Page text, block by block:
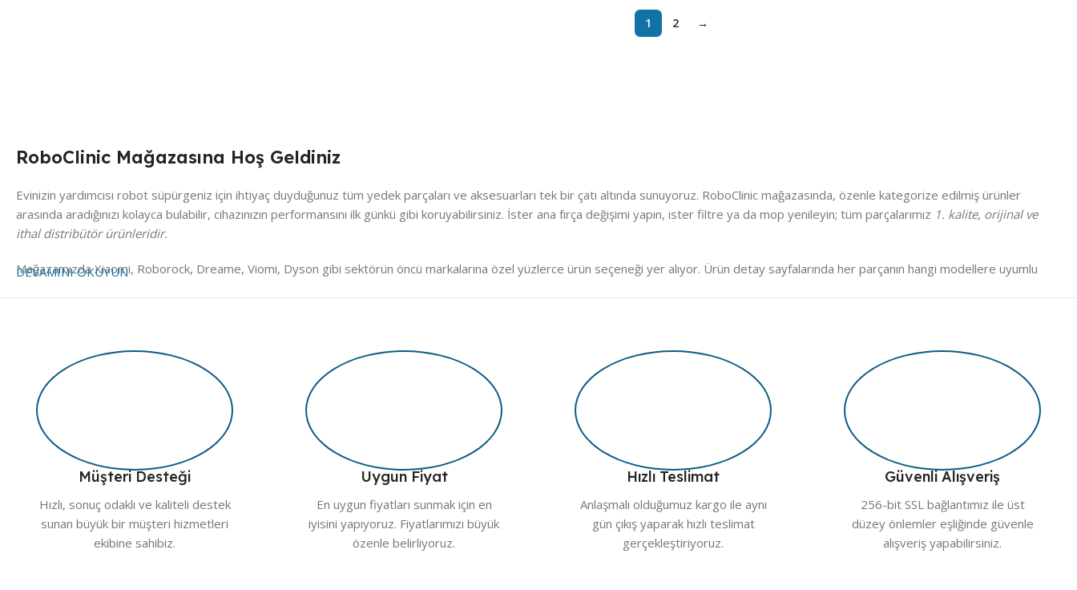
1 2 →
RoboClinic Mağazasına Hoş Geldiniz
Evinizin yardımcısı robot süpürgeniz için ihtiyaç duyduğunuz tüm yedek parçaları ve aksesuarları tek bir çatı altında sunuyoruz. RoboClinic mağazasında, özenle kategorize edilmiş ürünler
arasında aradığınızı kolayca bulabilir, cihazınızın performansını ilk günkü gibi koruyabilirsiniz. İster ana fırça değişimi yapın, ister filtre ya da mop yenileyin; tüm parçalarımız 1. kalite, orijinal ve
ithal distribütör ürünleridir.
Mağazamızda Xiaomi, Roborock, Dreame, Viomi, Dyson gibi sektörün öncü markalarına özel yüzlerce ürün seçeneği yer alıyor. Ürün detay sayfalarında her parçanın hangi modellere uyumlu
RoboClinic olarak yalnızca satış değil, aynı zamanda çözüm ortağınız olmayı hedefliyoruz. Tüm mağaza ürünlerimiz yüksek kalite standartlarında sunulmakta, güvenli ödeme ve iade garantisi ile
desteklenmektedir. Evinizin teknolojisine bizden destek, sizin konforunuza katkı.
DEVAMINI OKUYUN
Müşteri Desteği
Hızlı, sonuç odaklı ve kaliteli destek
sunan büyük bir müşteri hizmetleri
ekibine sahibiz.
Uygun Fiyat
En uygun fiyatları sunmak için en
iyisini yapıyoruz. Fiyatlarımızı büyük
özenle belirliyoruz.
Hızlı Teslimat
Anlaşmalı olduğumuz kargo ile aynı
gün çıkış yaparak hızlı teslimat
gerçekleştiriyoruz.
Güvenli Alışveriş
256-bit SSL bağlantımız ile üst
düzey önlemler eşliğinde güvenle
alışveriş yapabilirsiniz.